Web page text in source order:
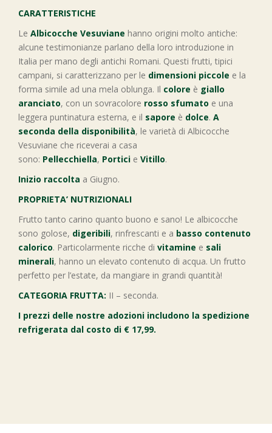
CARATTERISTICHE
Le Albicocche Vesuviane hanno origini molto antiche:
alcune testimonianze parlano della loro introduzione in
Italia per mano degli antichi Romani. Questi frutti, tipici
campani, si caratterizzano per le dimensioni piccole e la
forma simile ad una mela oblunga. Il colore è giallo
aranciato, con un sovracolore rosso sfumato e una
leggera puntinatura esterna, e il sapore è dolce. A
seconda della disponibilità, le varietà di Albicocche
Vesuviane che riceverai a casa
sono: Pellecchiella, Portici e Vitillo.
Inizio raccolta a Giugno.
PROPRIETA’ NUTRIZIONALI
Frutto tanto carino quanto buono e sano! Le albicocche
sono golose, digeribili, rinfrescanti e a basso contenuto
calorico. Particolarmente ricche di vitamine e sali
minerali, hanno un elevato contenuto di acqua. Un frutto
perfetto per l’estate, da mangiare in grandi quantità!
CATEGORIA FRUTTA: II – seconda.
I prezzi delle nostre adozioni includono la spedizione
refrigerata dal costo di € 17,99.